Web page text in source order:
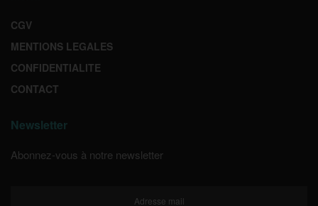
CGV
MENTIONS LEGALES
CONFIDENTIALITE
CONTACT
Newsletter
Abonnez-vous à notre newsletter